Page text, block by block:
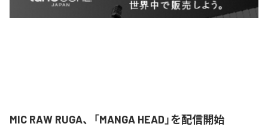
MIC RAW RUGA、「MANGA HEAD」を配信開始